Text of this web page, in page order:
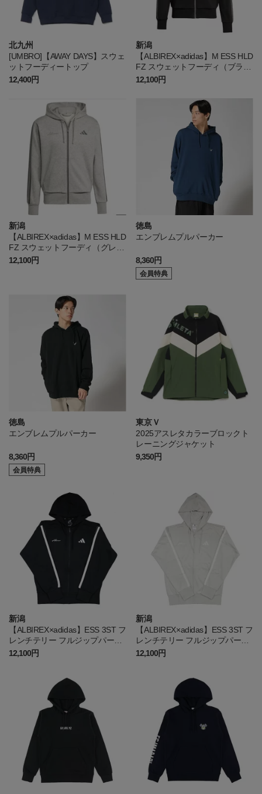
北九州
[UMBRO]【AWAY DAYS】スウェ
ットフーディートップ
12,400円
新潟
【ALBIREX×adidas】M ESS HLD
FZ スウェットフーディ（ブラッ
ク）
12,100円
新潟
【ALBIREX×adidas】M ESS HLD
FZ スウェットフーディ（グレ
ー）
12,100円
徳島
エンブレムプルパーカー
8,360円
会員特典
徳島
エンブレムプルパーカー
8,360円
会員特典
東京Ｖ
2025アスレタカラーブロックト
レーニングジャケット
9,350円
新潟
【ALBIREX×adidas】ESS 3ST フ
レンチテリー フルジップパーカ
ー（ブラック）
12,100円
新潟
【ALBIREX×adidas】ESS 3ST フ
レンチテリー フルジップパーカ
ー（ベージュ）
12,100円